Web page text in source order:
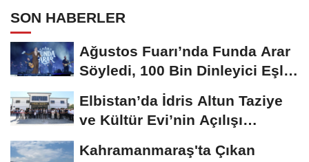
SON HABERLER
Ağustos Fuarı’nda Funda Arar
Söyledi, 100 Bin Dinleyici Eşlik
Elbistan’da İdris Altun Taziye
ve Kültür Evi’nin Açılışı
Kahramanmaraş'ta Çıkan